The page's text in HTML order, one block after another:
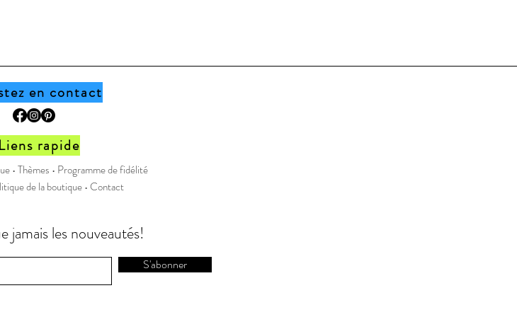
Instagram:La Fabrique Préscolaire
en contact
Liens rapide
•Thèmes • Programme de fidélité
de la boutique•Contact
jamais les nouveautés!
S'abonner